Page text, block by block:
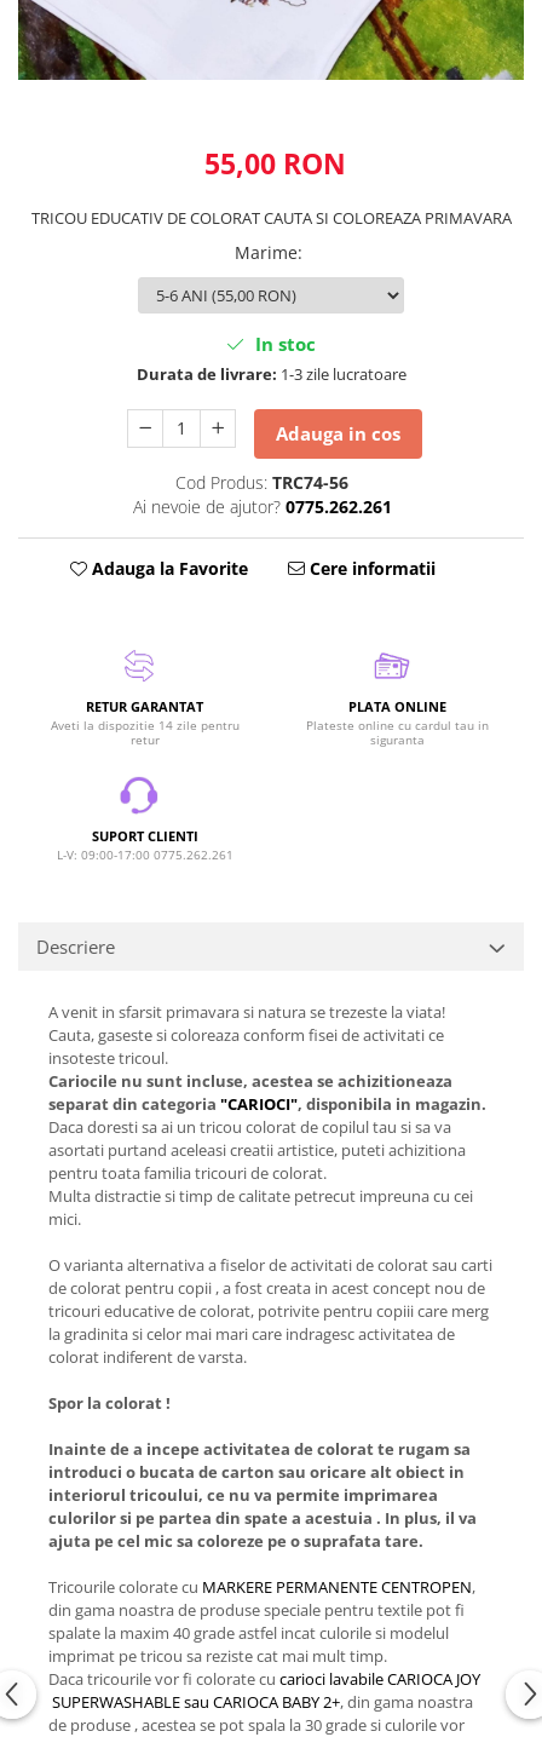
55,00 RON
TRICOU EDUCATIV DE COLORAT CAUTA SI COLOREAZA PRIMAVARA
Marime:
In stoc
Durata de livrare: 1-3 zile lucratoare
Adauga in cos
Cod Produs: TRC74-56
Ai nevoie de ajutor? 0775.262.261
Adauga la Favorite Cere informatii
RETUR GARANTAT
Aveti la dispozitie 14 zile pentru
retur
PLATA ONLINE
Plateste online cu cardul tau in
siguranta
SUPORT CLIENTI
L-V: 09:00-17:00 0775.262.261
Descriere
A venit in sfarsit primavara si natura se trezeste la viata!
Cauta, gaseste si coloreaza conform fisei de activitati ce
insoteste tricoul.
Cariocile nu sunt incluse, acestea se achizitioneaza
separat din categoria "CARIOCI", disponibila in magazin.
Daca doresti sa ai un tricou colorat de copilul tau si sa va
asortati purtand aceleasi creatii artistice, puteti achizitiona
pentru toata familia tricouri de colorat.
Multa distractie si timp de calitate petrecut impreuna cu cei
mici.
O varianta alternativa a fiselor de activitati de colorat sau carti
de colorat pentru copii , a fost creata in acest concept nou de
tricouri educative de colorat, potrivite pentru copiii care merg
la gradinita si celor mai mari care indragesc activitatea de
colorat indiferent de varsta.
Spor la colorat !
Inainte de a incepe activitatea de colorat te rugam sa
introduci o bucata de carton sau oricare alt obiect in
interiorul tricoului, ce nu va permite imprimarea
culorilor si pe partea din spate a acestuia . In plus, il va
ajuta pe cel mic sa coloreze pe o suprafata tare.
Tricourile colorate cu MARKERE PERMANENTE CENTROPEN,
din gama noastra de produse speciale pentru textile pot fi
spalate la maxim 40 grade astfel incat culorile si modelul
imprimat pe tricou sa reziste cat mai mult timp.
Daca tricourile vor fi colorate cu carioci lavabile CARIOCA JOY
SUPERWASHABLE sau CARIOCA BABY 2+, din gama noastra
de produse , acestea se pot spala la 30 grade si culorile vor